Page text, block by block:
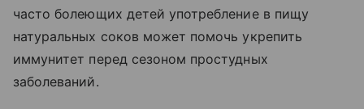
часто болеющих детей употребление в пищу
натуральных соков может помочь укрепить
иммунитет перед сезоном простудных
заболеваний.